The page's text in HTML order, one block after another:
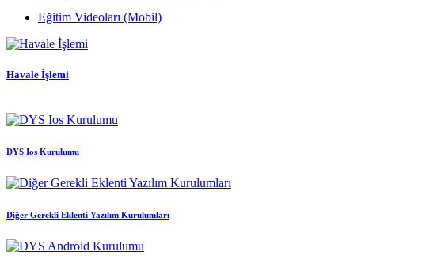
Eğitim Videoları (Mobil)
Havale İşlemi
DYS Ios Kurulumu
Diğer Gerekli Eklenti Yazılım Kurulumları